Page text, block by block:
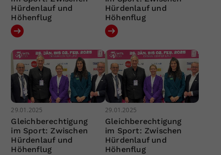
Hürdenlauf und
Höhenflug
Hürdenlauf und
Höhenflug
29.01.2025
Gleichberechtigung
im Sport: Zwischen
Hürdenlauf und
Höhenflug
29.01.2025
Gleichberechtigung
im Sport: Zwischen
Hürdenlauf und
Höhenflug